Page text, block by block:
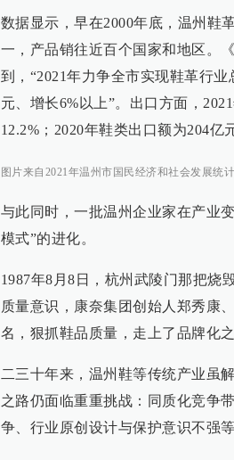
数据显示，早在2000年底，温州鞋
一，产品销往近百个国家和地区。
到，“2021年力争全市实现鞋革行
元、增长6%以上”。出口方面，
12.2%；2020年鞋类出口额为204亿
图片来自2021年温州市国民经济和社会发展统
与此同时，一批温州企业家在产业
模式”的进化。
1987年8月8日，杭州武陵门那把烧
质量意识，康奈集团创始人郑秀康
名，狠抓鞋品质量，走上了品牌化之
二三十年来，温州鞋等传统产业虽
之路仍面临重重挑战：同质化竞争
争、行业原创设计与保护意识不强等